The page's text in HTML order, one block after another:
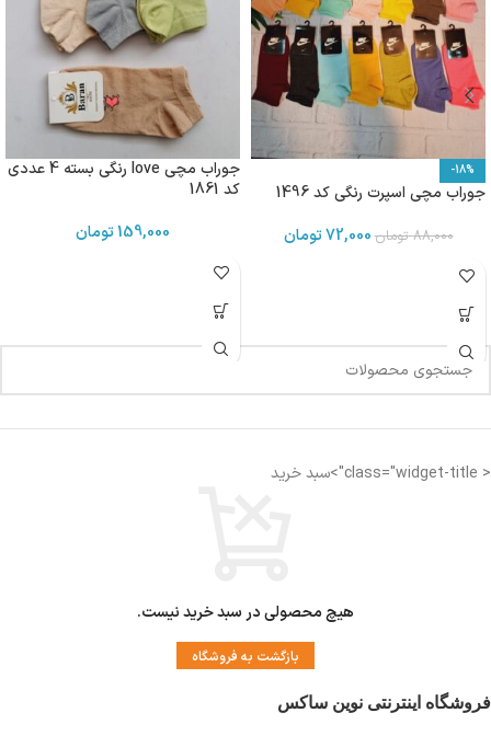
-18%
جوراب مچی اسپرت رنگی کد 1496
88,000 تومان72,000تومان
جوراب مچی love رنگی بسته 4 عددی
کد 1861
159,000تومان
< class="widget-title">سبد خرید
هیچ محصولی در سبد خرید نیست.
بازگشت به فروشگاه
فروشگاه اینترنتی نوین ساکس